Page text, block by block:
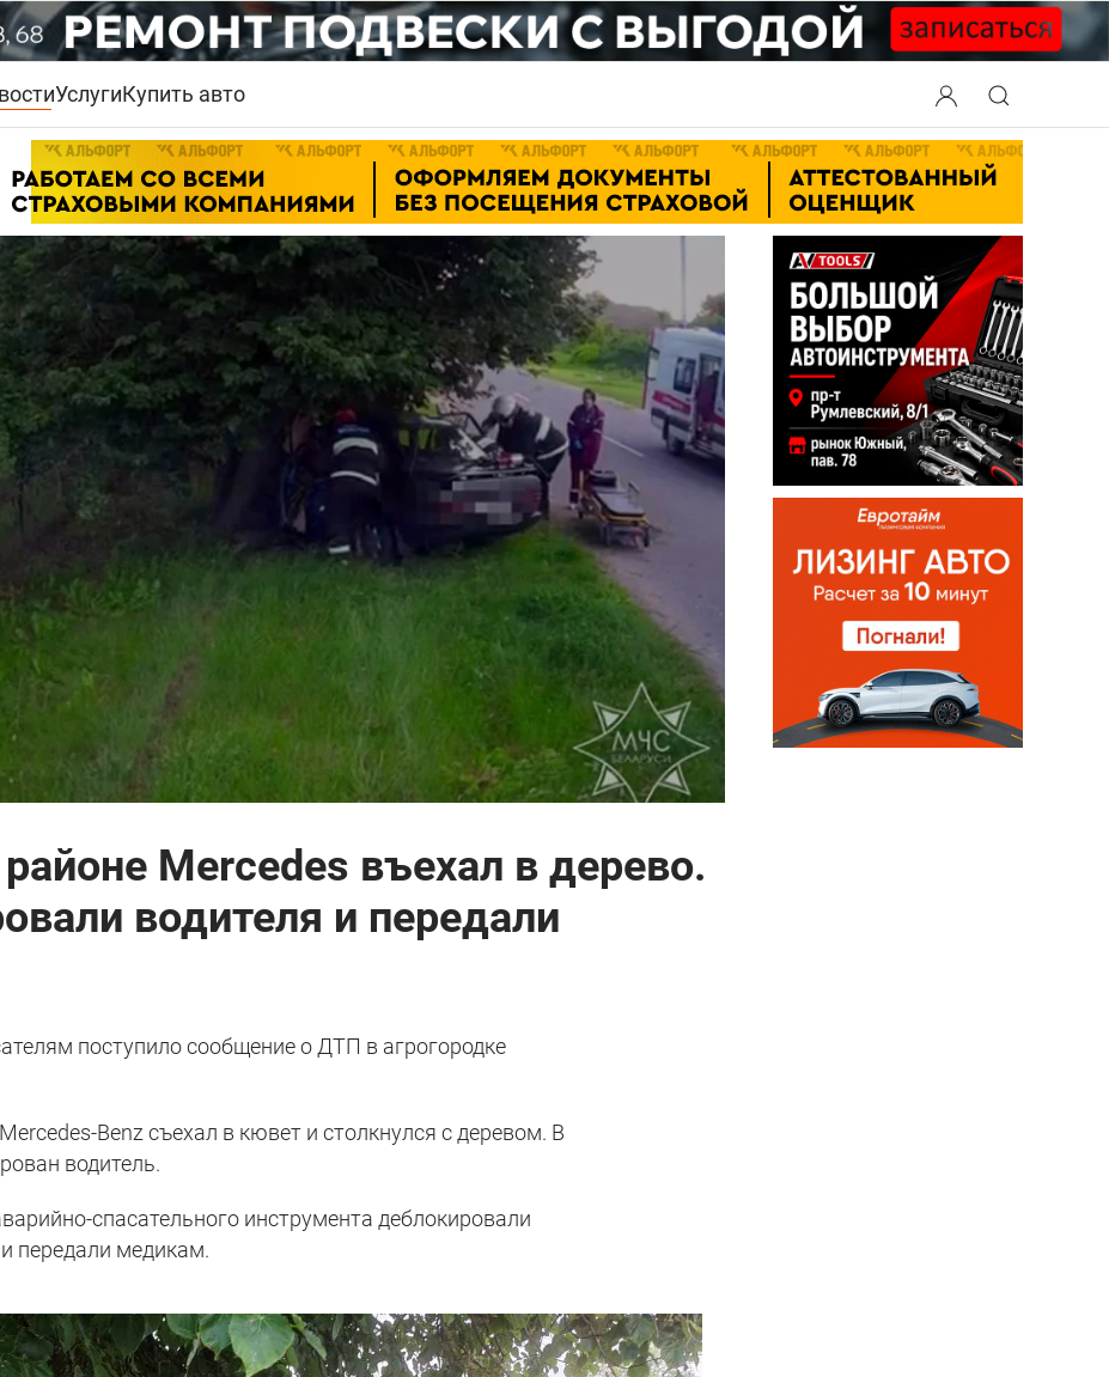
УслугиКупить авто
Mercedes въехал в дерево.
водителя и передали
поступило сообщение о ДТП в агрогородке
Benz съехал в кювет и столкнулся с деревом. В
водитель.
спасательного инструмента деблокировали
передали медикам.